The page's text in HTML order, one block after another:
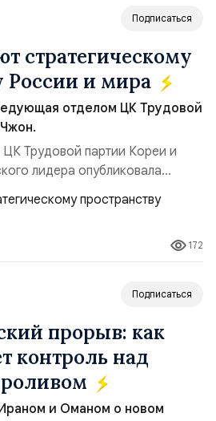
Подписаться
стратегическому
России и мира
отделом ЦК Трудовой
Трудовой партии Кореи и
лидера опубликовала
ответ на проведение Токио
запусков крылатых ракет
обманчивую видимость
страны“ и выносит
ядерном вооружении на
172
Подписаться
прорыв: как
контроль над
и Оманом о новом